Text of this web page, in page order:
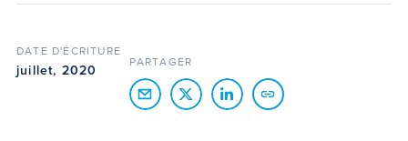
DATE D'ÉCRITURE
juillet, 2020
PARTAGER